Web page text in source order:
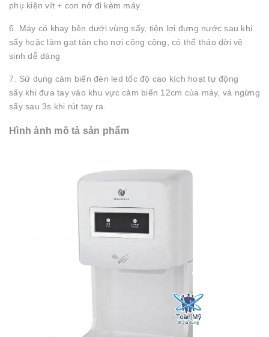
phụ kiện vít + con nở đi kèm máy
6. Máy có khay bên dưới vùng sấy, tiện lợi đựng nước sau khi
sấy hoặc làm gạt tàn cho nơi công cộng, có thể tháo dời vệ
sinh dễ dàng
7. Sử dụng cảm biến đèn led tốc độ cao kích hoạt tự động
sấy khi đưa tay vào khu vực cảm biến 12cm của máy, và ngừng
sấy sau 3s khi rút tay ra.
Hình ảnh mô tả sản phẩm